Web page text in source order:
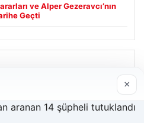
ve Alper Gezeravcı’nın
Geçti
×